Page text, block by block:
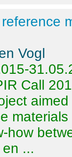
Vogl
Call
how
...